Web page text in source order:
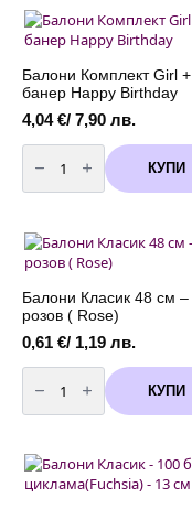
12,78 €
/
variants.
The
options
may
be
chosen
on
the
product
page
Балони Комплект Girl +
банер Happy Birthday
4,04€/ 7,90 лв.
количество
за
Балони
Комплект
банер
Happy
Birthday
КУПИ
Балони Класик 48 см –
розов ( Rose)
0,61 €/ 1,19 лв.
количество
за
Балони
Класик
-
розов
КУПИ